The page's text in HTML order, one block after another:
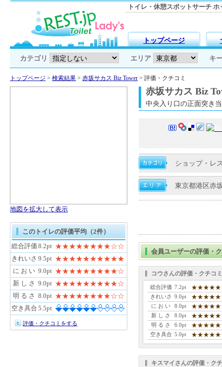
トイレ・休憩スポットサーチ
トップページ
カテゴリ エリア キ
トップページ > 検索結果 > 赤坂サカス Biz Tower > 評価・クチコミ
地図を拡大して表示
このトイレの評価平均（2件）
総合評価 8.2pt ★★★★★★★★☆☆
きれいさ 9.5pt ★★★★★★★★★★
に お い 9.0pt ★★★★★★★★★☆
新 し さ 9.0pt ★★★★★★★★★☆
明 る さ 8.0pt ★★★★★★★★☆☆
空き具合 5.5pt
評価・クチコミをする
赤坂サカス Biz
中央入り口の正面突き
ショップ・レ
東京都港区赤
会員ユーザーの評価・
コウさんの評価・クチコ
総合評価 7.2pt
きれいさ 9.0pt
に お い 8.0pt
新 し さ 8.0pt
明 る さ 6.0pt
空き具合 5.0pt
キスマイさんの評価・ク